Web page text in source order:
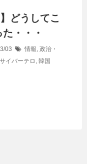
】どうしてこ
・・・
03 情報, 政治・
サイバーテロ , 韓国